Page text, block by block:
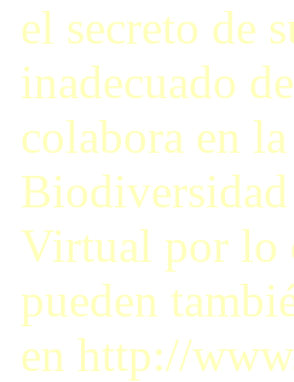
el secreto de
inadecuado
colabora en
Virtual por lo
pueden
en http://